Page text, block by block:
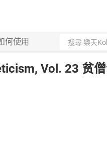
何使用
Vol. 23 贫